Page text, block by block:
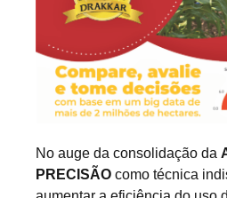
No auge da consolidação da
PRECISÃO como técnica